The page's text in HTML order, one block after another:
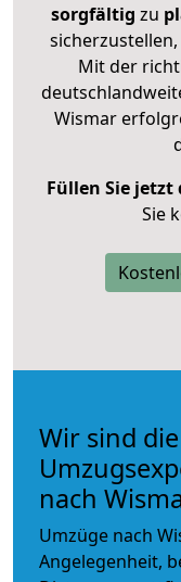
sorgfältig zu
Mit der
Wismar
Füllen Sie jetzt
Sie
Wir sind
nach
Umzüge nach
Angelegenheit,